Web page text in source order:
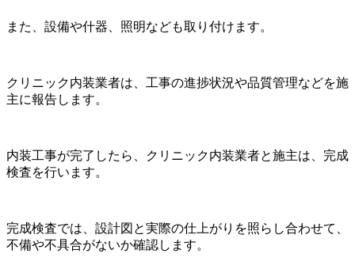
また、設備や什器、照明なども取り付けます。
クリニック内装業者は、工事の進捗状況や品質管理などを施
主に報告します。
内装工事が完了したら、クリニック内装業者と施主は、完成
検査を行います。
完成検査では、設計図と実際の仕上がりを照らし合わせて、
不備や不具合がないか確認します。